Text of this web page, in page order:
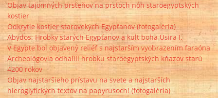
Objav tajomných prsteňov na prstoch nôh staroegyptských
kostier
Odkrytie kostier starovekých Egypťanov (fotogaléria)
Abydos: Hrobky starých Egypťanov a kult boha Usira I.
V Egypte bol objavený reliéf s najstarším vyobrazením faraóna
Archeológovia odhalili hrobku staroegyptských kňazov starú
4200 rokov
Objav najstaršieho prístavu na svete a najstarších
hieroglyfických textov na papyrusoch! (fotogaléria)